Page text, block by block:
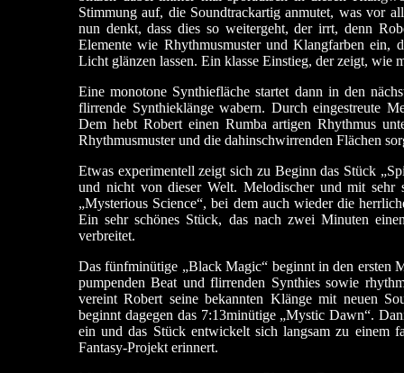
Stimmung auf, die Soundtrackartig anmutet, was vor
nun denkt, dass dies so weitergeht, der irrt, denn
Elemente wie Rhythmusmuster und Klangfarben ein,
Licht glänzen lassen. Ein klasse Einstieg, der zeigt, wie
Eine monotone Synthiefläche startet dann in den
flirrende Synthieklänge wabern. Durch eingestreute
Dem hebt Robert einen Rumba artigen Rhythmus
Rhythmusmuster und die dahinschwirrenden Flächen
Etwas experimentell zeigt sich zu Beginn das Stück
und nicht von dieser Welt. Melodischer und mit sehr
„Mysterious Science“, bei dem auch wieder die
Ein sehr schönes Stück, das nach zwei Minuten
verbreitet.
Das fünfminütige „Black Magic“ beginnt in den ersten
pumpenden Beat und flirrenden Synthies sowie
vereint Robert seine bekannten Klänge mit neuen
beginnt dagegen das 7:13minütige „Mystic Dawn“.
ein und das Stück entwickelt sich langsam zu einem
Fantasy-Projekt erinnert.